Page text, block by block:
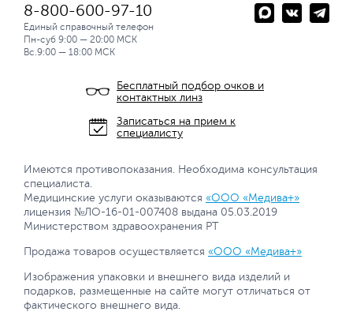
8-800-600-97-10
Единый справочный телефон
Пн-суб 9:00 — 20:00 МСК
Вс.9:00 — 18:00 МСК
Бесплатный подбор очков и
контактных линз
Записаться на прием к
специалисту
Имеются противопоказания. Необходима консультация
специалиста.
Медицинские услуги оказываются «ООО «Медива+»
лицензия №ЛО-16-01-007408 выдана 05.03.2019
Министерством здравоохранения РТ
Продажа товаров осуществляется «ООО «Медива+»
Изображения упаковки и внешнего вида изделий и
подарков, размещенные на сайте могут отличаться от
фактического внешнего вида.